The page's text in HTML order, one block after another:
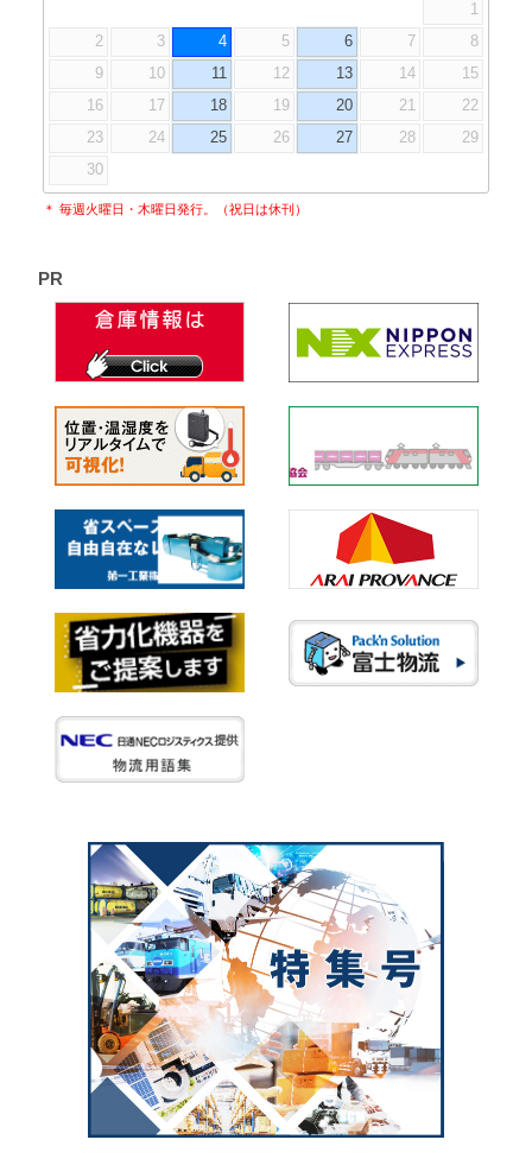
1
2
3 4 5 6 7
8
9
10 11 12 13 14
15
16
17 18 19 20 21
22
23
24 25 26 27 28
29
30
＊ 毎週火曜日・木曜日発行。（祝日は休刊）